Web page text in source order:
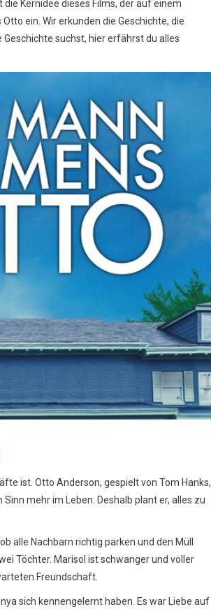
Kernidee dieses Films, der auf einem
ein. Wir erkunden die Geschichte, die
suchst, hier erfährst du alles
ist. Otto Anderson, gespielt von Tom Hanks,
mehr im Leben. Deshalb plant er, alles zu
alle Nachbarn richtig parken und den Müll
Töchter. Marisol ist schwanger und voller
Freundschaft.
sich kennengelernt haben. Es war Liebe auf